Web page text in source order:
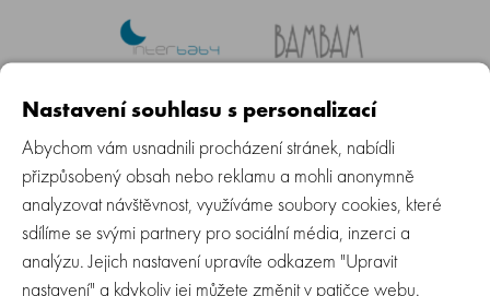
Daily Newsletter Sign Up
ODEBÍRAT
Nastavení souhlasu s personalizací
Abychom vám usnadnili procházení stránek, nabídli
přizpůsobený obsah nebo reklamu a mohli anonymně
analyzovat návštěvnost, využíváme soubory cookies, které
sdílíme se svými partnery pro sociální média, inzerci a
analýzu. Jejich nastavení upravíte odkazem "Upravit
nastavení" a kdykoliv jej můžete změnit v patičce webu.